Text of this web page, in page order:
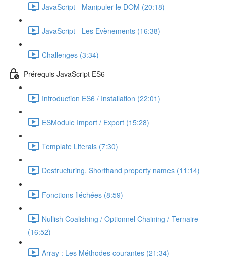
JavaScript - Manipuler le DOM (20:18)
JavaScript - Les Evènements (16:38)
Challenges (3:34)
Prérequis JavaScript ES6
Introduction ES6 / Installation (22:01)
ESModule Import / Export (15:28)
Template Literals (7:30)
Destructuring, Shorthand property names (11:14)
Fonctions fléchées (8:59)
Nullish Coalishing / Optionnel Chaining / Ternaire
(16:52)
Array : Les Méthodes courantes (21:34)